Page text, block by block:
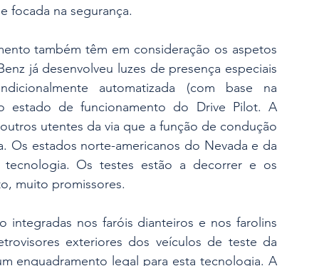
focada na segurança.
também têm em consideração os aspetos
já desenvolveu luzes de presença especiais
automatizada (com base na
estado de funcionamento do Drive Pilot. A
utentes da via que a função de condução
Os estados norte-americanos do Nevada e da
tecnologia. Os testes estão a decorrer e os
muito promissores.
integradas nos faróis dianteiros e nos farolins
exteriores dos veículos de teste da
enquadramento legal para esta tecnologia. A